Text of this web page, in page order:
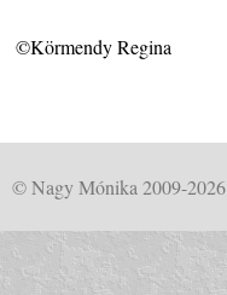
©Körmendy Regina
© Nagy Mónika 2009-2026